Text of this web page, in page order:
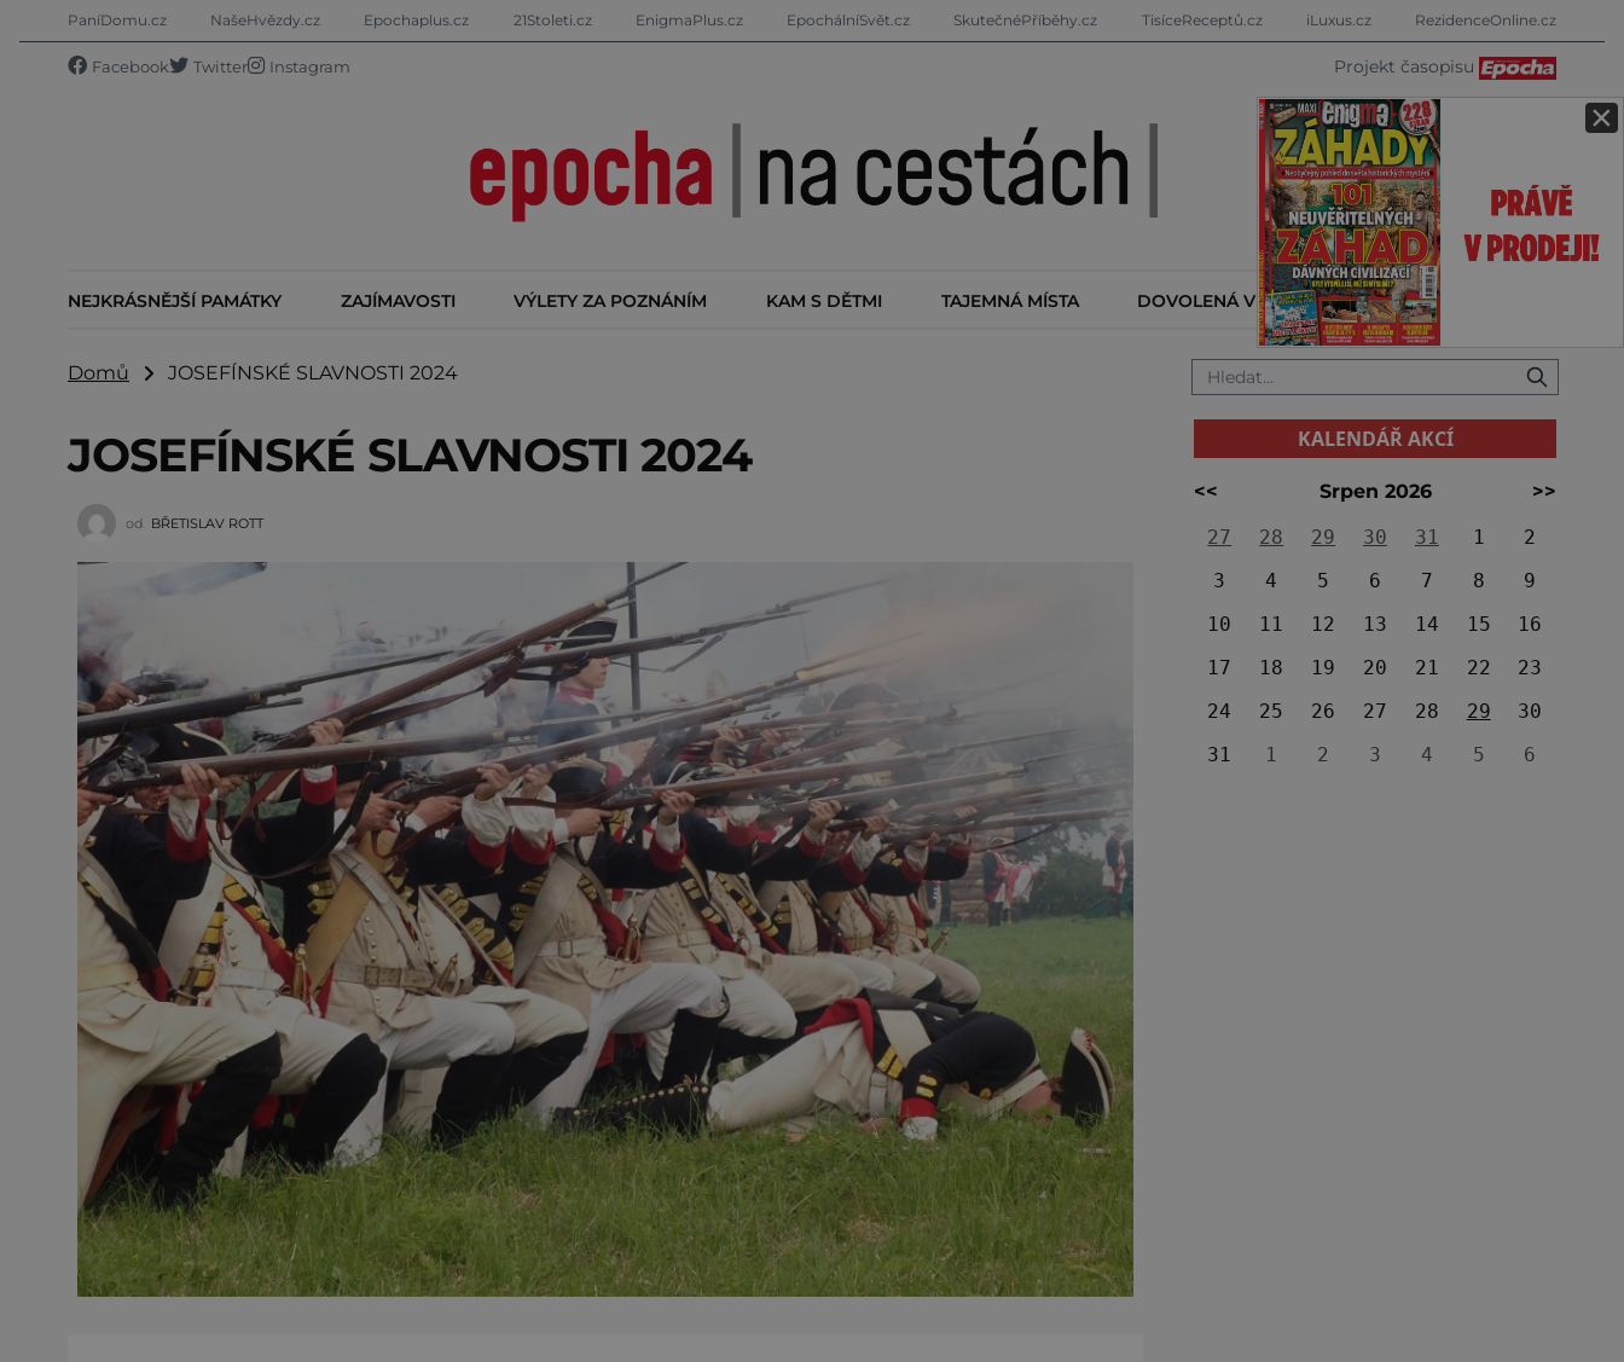
×
PaníDomu.cz NašeHvězdy.cz Epochaplus.cz 21Stoleti.cz EnigmaPlus.cz EpochálníSvět.cz SkutečnéPříběhy.cz TisíceReceptů.cz iLuxus.cz RezidenceOnline.cz
Facebook Twitter Instagram Projekt časopisu
NEJKRÁSNĚJŠÍ PAMÁTKY ZAJÍMAVOSTI VÝLETY ZA POZNÁNÍM KAM S DĚTMI TAJEMNÁ MÍSTA DOVOLENÁ V ZAHRANIČÍ KALENDÁŘ AKCÍ
Domů JOSEFÍNSKÉ SLAVNOSTI 2024
JOSEFÍNSKÉ SLAVNOSTI 2024
od BŘETISLAV ROTT
KALENDÁŘ AKCÍ
<< Srpen 2026
>>
27
28 29 30 31 1
2
3
4 5 6 7 8
9
10
11 12 13 14 15
16
17
18 19 20 21 22
23
24
25 26 27 28 29
30
31
1 2 3 4 5 6